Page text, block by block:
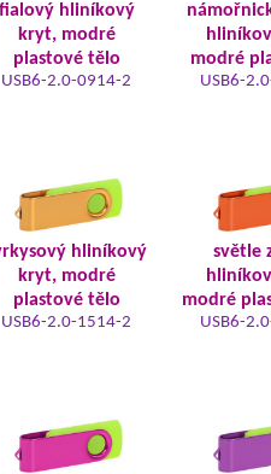
fialový hliníkový
kryt, modré
plastové tělo
USB6-2.0-0914-2
modré
USB6-
hliníkový
kryt, modré
plastové tělo
USB6-2.0-1514-2
světle
modré
USB6-